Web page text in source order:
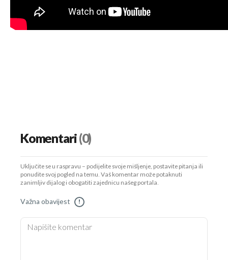
Komentari(0)
Uključite se u raspravu – podijelite svoje mišljenje, postavite pitanja ili
ponudite svoj pogled na temu. Vaš komentar može potaknuti
zanimljiv dijalog i obogatiti zajednicu našeg portala.
Važna obavijest !